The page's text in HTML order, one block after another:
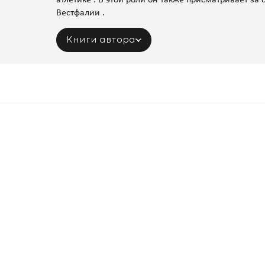
Вестфалии .
Книги автора